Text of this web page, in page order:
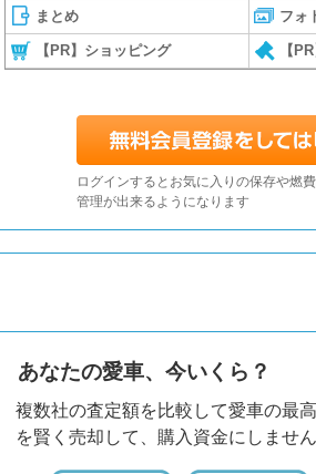
まとめ フォ
【PR】ショッピング 【
ログインするとお気に入りの保存や燃
管理が出来るようになります
あなたの愛車、今いくら？
複数社の査定額を比較して愛車の最
を賢く売却して、購入資金にしませ